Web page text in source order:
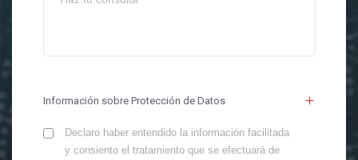
Información sobre Protección de Datos
Declaro haber entendido la información facilitada
y consiento el tratamiento que se efectuará de